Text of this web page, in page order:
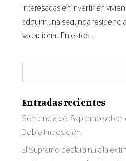
interesadas en invertir en
adquirir una segunda
vacacional. En estos...
Entradas recientes
Sentencia del Supremo sobre
Doble Imposición
El Supremo declara nula la